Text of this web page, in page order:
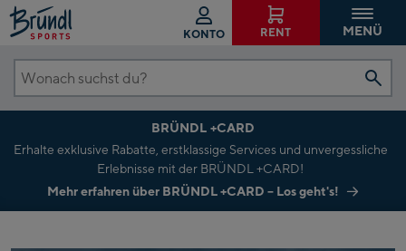
KONTO RENT MENÜ
Wonach
suchst
BRÜNDL +CARD
Erhalte exklusive Rabatte, erstklassige Services und unvergessliche
Erlebnisse mit der BRÜNDL +CARD!
Mehr erfahren über BRÜNDL +CARD – Los geht's!